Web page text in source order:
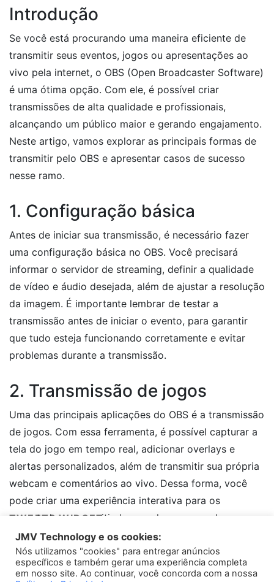
Introdução
Se você está procurando uma maneira eficiente de
transmitir seus eventos, jogos ou apresentações ao
vivo pela internet, o OBS (Open Broadcaster Software)
é uma ótima opção. Com ele, é possível criar
transmissões de alta qualidade e profissionais,
alcançando um público maior e gerando engajamento.
Neste artigo, vamos explorar as principais formas de
transmitir pelo OBS e apresentar casos de sucesso
nesse ramo.
1. Configuração básica
Antes de iniciar sua transmissão, é necessário fazer
uma configuração básica no OBS. Você precisará
informar o servidor de streaming, definir a qualidade
de vídeo e áudio desejada, além de ajustar a resolução
da imagem. É importante lembrar de testar a
transmissão antes de iniciar o evento, para garantir
que tudo esteja funcionando corretamente e evitar
problemas durante a transmissão.
2. Transmissão de jogos
Uma das principais aplicações do OBS é a transmissão
de jogos. Com essa ferramenta, é possível capturar a
tela do jogo em tempo real, adicionar overlays e
alertas personalizados, além de transmitir sua própria
webcam e comentários ao vivo. Dessa forma, você
pode criar uma experiência interativa para os
espectadores, permitindo que eles acompanhem suas
jogadas e interajam com você durante a transmissão.
3. Transmissão de eventos ao
TWEETS WIDGET
Please installoAuth Twitter Feed for Developers
JMV Technology e os cookies:
Nós utilizamos "cookies" para entregar anúncios
específicos e também gerar uma experiência completa
em nosso site. Ao continuar, você concorda com a nossa